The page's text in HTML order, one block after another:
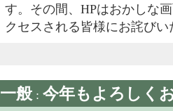
す。その間、HPはおかしな
クセスされる皆様にお詫びい
一般 : 今年もよろしく